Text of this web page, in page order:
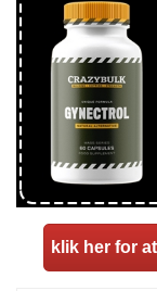
klik her for